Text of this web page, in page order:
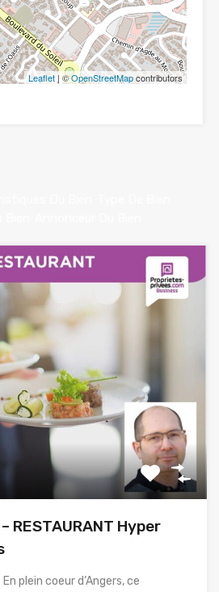
Leaflet| ©OpenStreetMapcontributors
RESTAURANT Hyper
plein coeur d’Angers, ce